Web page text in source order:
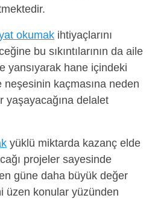
okumak ihtiyaçlarını
bu sıkıntılarının da aile
yansıyarak hane içindeki
neşesinin kaçmasına neden
yaşayacağına delalet
yüklü miktarda kazanç elde
projeler sayesinde
güne daha büyük değer
üzen konular yüzünden